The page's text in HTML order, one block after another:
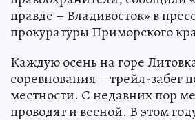
правде – Владивосток» в
прокуратуры Приморского
Каждую осень на горе
соревнования – трейл-забег
местности. С недавних пор
проводят и весной. В этом